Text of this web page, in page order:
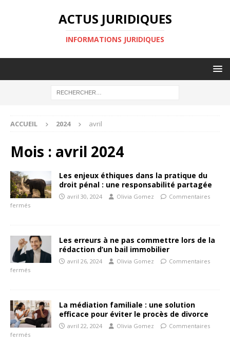
ACTUS JURIDIQUES
INFORMATIONS JURIDIQUES
ACCUEIL 2024 avril
Mois : avril 2024
Les enjeux éthiques dans la pratique du
droit pénal : une responsabilité partagée
avril 30, 2024 Olivia Gomez
Commentaires
fermés
Les erreurs à ne pas commettre lors de la
rédaction d’un bail immobilier
avril 26, 2024 Olivia Gomez
Commentaires
fermés
La médiation familiale : une solution
efficace pour éviter le procès de divorce
avril 22, 2024 Olivia Gomez
Commentaires
fermés